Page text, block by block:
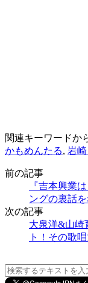
関連キーワードか
かもめんたる, 岩
前の記事
『吉本興業
ングの裏話
次の記事
大泉洋&山崎
ト！その歌